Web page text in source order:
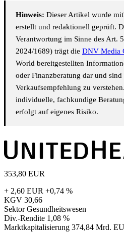
Hinweis: Dieser Artikel wurde
erstellt und redaktionell geprüft.
Verantwortung im Sinne des Art.
2024/1689) trägt die DNV Media
World bereitgestellten
oder Finanzberatung dar und
Verkaufsempfehlung zu
individuelle, fachkundige
erfolgt auf eigenes Risiko.
353,80 EUR
+ 2,60 EUR +0,74 %
KGV 30,66
Sektor Gesundheitswesen
Div.-Rendite 1,08 %
Marktkapitalisierung 374,84 Mrd.